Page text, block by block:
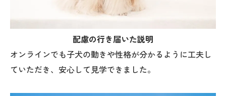
配慮の行き届いた説明
オンラインでも子犬の動きや性格が分かるように工夫し
ていただき、安心して見学できました。